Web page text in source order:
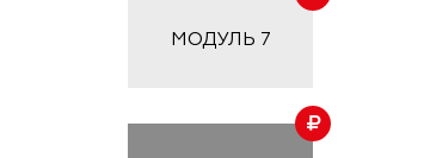
МОДУЛЬ 7